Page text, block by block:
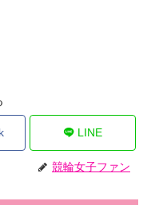
LINE
競輪女子ファン